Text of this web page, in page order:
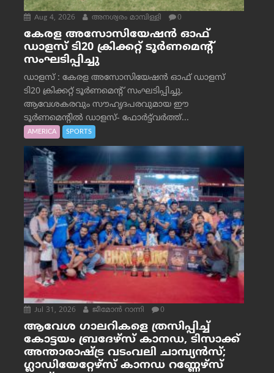
Aug 4, 2026 അനശ്വരം മാമ്പിള്ളി 0
കേരള അസോസിയേഷൻ ഓഫ്
ഡാളസ് ടി20 ക്രിക്കറ്റ് ടൂർണമെന്റ്
സംഘടിപ്പിച്ചു
ഡാളസ് : കേരള അസോസിയേഷൻ ഓഫ് ഡാളസ്
ടി20 ക്രിക്കറ്റ് ടൂർണമെന്റ് സംഘടിപ്പിച്ചു.
ആവേശകരവും സൗഹൃദപരവുമായ ഈ
ടൂർണമെന്റിൽ ഡാളസ്- ഫോർട്ട്‌വര്‍ത്ത്...
AMERICA SPORTS
Jul 31, 2026 ജീമോന്‍ റാന്നി 0
ആവേശ ഗാലറികളെ ത്രസിപ്പിച്ച്
കോട്ടയം ബ്രദേഴ്‌സ് കാനഡ, ടിസാക്ക്
അന്താരാഷ്ട്ര വടംവലി ചാമ്പ്യന്‍സ്;
ഗ്ലാഡിയേറ്റേഴ്‌സ് കാനഡ റണ്ണേഴ്‌സ്